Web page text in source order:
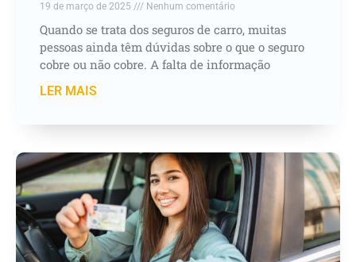
19 de março de 2025 Nenhum comentário
Quando se trata dos seguros de carro, muitas
pessoas ainda têm dúvidas sobre o que o seguro
cobre ou não cobre. A falta de informação
LER MAIS